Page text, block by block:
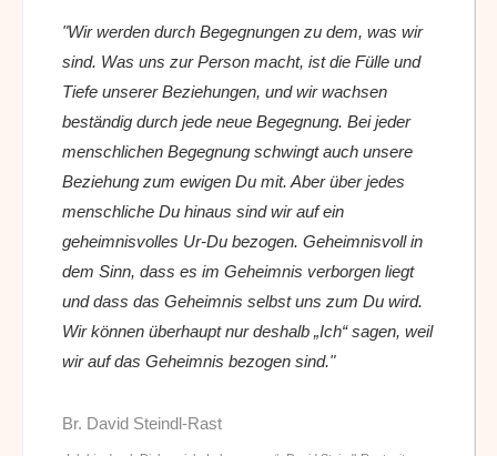
"Wir werden durch Begegnungen zu dem, was wir
sind. Was uns zur Person macht, ist die Fülle und
Tiefe unserer Beziehungen, und wir wachsen
beständig durch jede neue Begegnung. Bei jeder
menschlichen Begegnung schwingt auch unsere
Beziehung zum ewigen Du mit. Aber über jedes
menschliche Du hinaus sind wir auf ein
geheimnisvolles Ur-Du bezogen. Geheimnisvoll in
dem Sinn, dass es im Geheimnis verborgen liegt
und dass das Geheimnis selbst uns zum Du wird.
Wir können überhaupt nur deshalb „Ich“ sagen, weil
wir auf das Geheimnis bezogen sind."
Br. David Steindl-Rast